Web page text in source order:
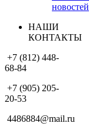
новостей
НАШИ
КОНТАКТЫ
+7 (812) 448-
68-84
+7 (905) 205-
20-53
4486884@mail.ru